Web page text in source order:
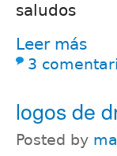
saludos
Leer más
3
logos de
Posted by